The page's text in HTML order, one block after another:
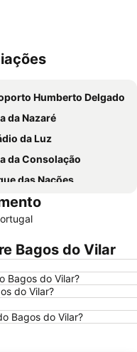
Humberto Delgado
da Nazaré
da Luz
da Consolação
das Nações
Atlântico
de Santa Cruz
das Azenhas do Mar
Branca
d'El Rey Golf & CC
das Maçãs
Grande
Bagos do Vilar
Bagos do Vilar?
do Vilar?
Bagos do Vilar?